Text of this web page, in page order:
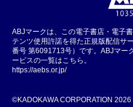
ABJマークは、この電子書店・電子
テンツ使用許諾を得た正規版配信サ
番号 第6091713号）です。ABJマー
ービスの一覧はこちら。
https://aebs.or.jp/
©KADOKAWA CORPORATION 2026